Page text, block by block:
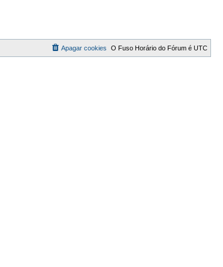
O Fuso Horário do Fórum é UTC
Apagar cookies